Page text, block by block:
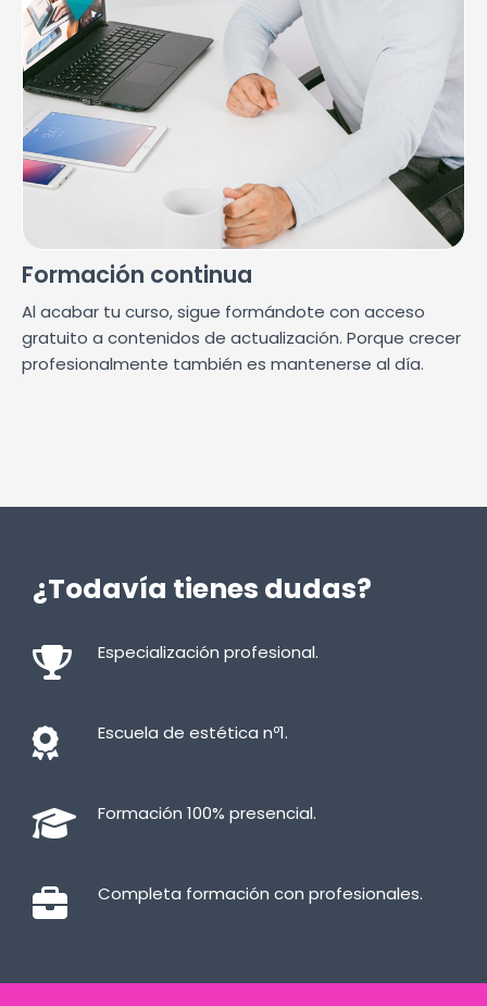
Formación continua
Al acabar tu curso, sigue formándote con acceso
gratuito a contenidos de actualización. Porque crecer
profesionalmente también es mantenerse al día.
¿Todavía tienes dudas?
Especialización profesional.
Escuela de estética nº1.
Formación 100% presencial.
Completa formación con profesionales.